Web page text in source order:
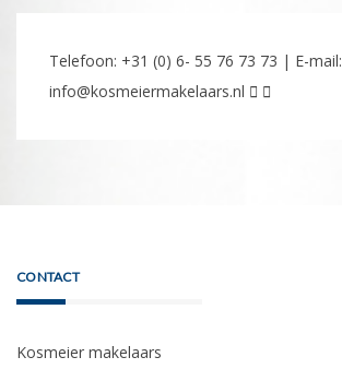
Telefoon: +31 (0) 6- 55 76 73 73 | E-mail:
info@kosmeiermakelaars.nl
CONTACT
Kosmeier makelaars